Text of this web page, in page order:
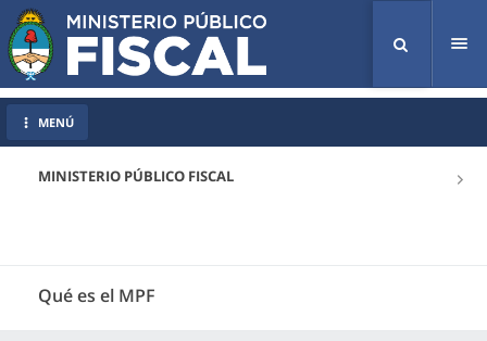
MINISTERIO PÚBLICO FISCAL
Qué es el MPF
MENÚ